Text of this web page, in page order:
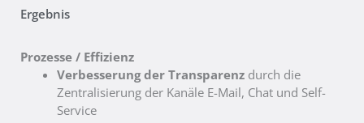
Ergebnis
Prozesse / Effizienz
Verbesserung der Transparenz durch die
Zentralisierung der Kanäle E-Mail, Chat und Self-
Service